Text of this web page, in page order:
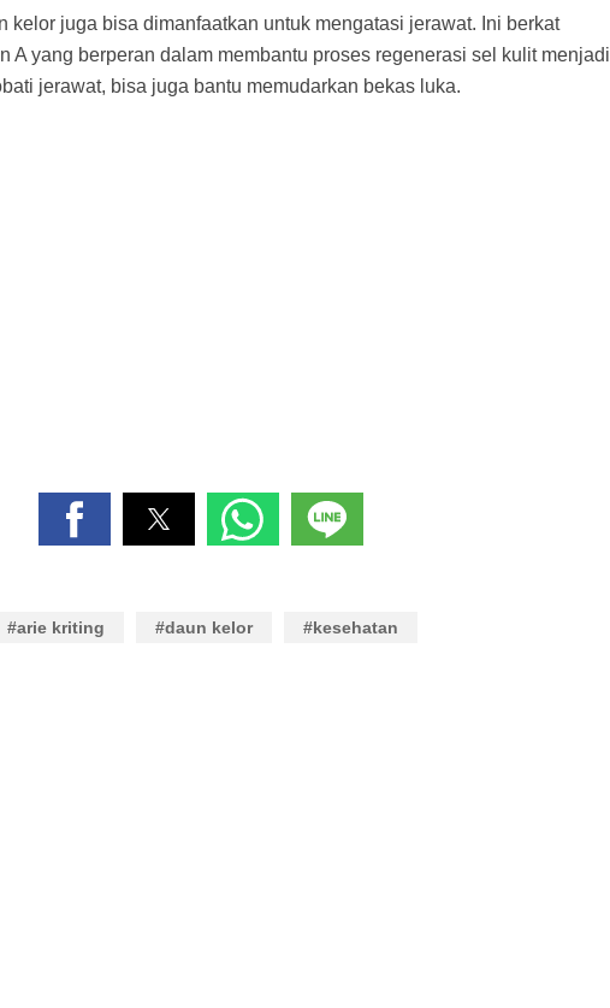
kelor juga bisa dimanfaatkan untuk mengatasi jerawat. Ini berkat
A yang berperan dalam membantu proses regenerasi sel kulit menjadi
jerawat, bisa juga bantu memudarkan bekas luka.
#arie kriting #daun kelor #kesehatan